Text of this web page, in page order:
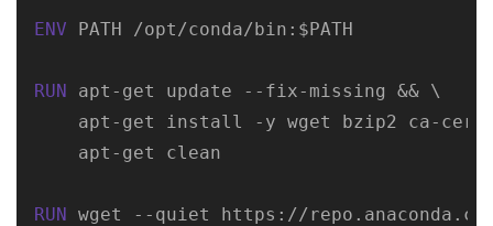
ENV PATH /opt/conda/bin:$PATH
RUN apt-get update --fix-missing && \
apt-get install -y wget bzip2 ca-
    apt-get clean
RUN wget --quiet https://